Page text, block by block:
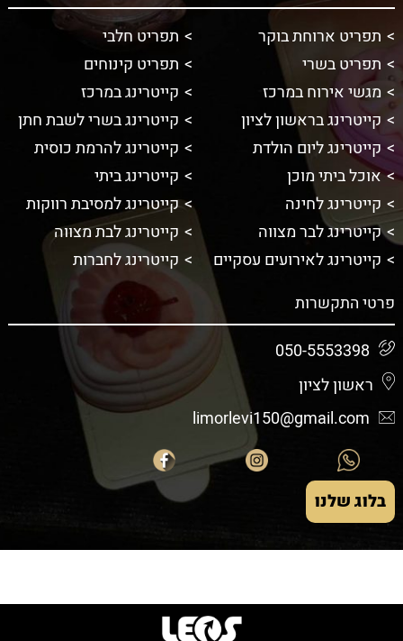
תפריט ארוחת בוקר
תפריט חלבי
תפריט בשרי
תפריט קינוחים
מגשי אירוח במרכז
קייטרינג במרכז
קייטרינג בראשון לציון
קייטרינג בשרי לשבת חתן
קייטרינג ליום הולדת
קייטרינג להרמת כוסית
אוכל ביתי מוכן
קייטרינג ביתי
קייטרינג לחינה
קייטרינג למסיבת רווקות
קייטרינג לבר מצווה
קייטרינג לבת מצווה
קייטרינג לאירועים עסקיים
קייטרינג לחברות
פרטי התקשרות
050-5553398
ראשון לציון
limorlevi150@gmail.com
בלוג שלנו